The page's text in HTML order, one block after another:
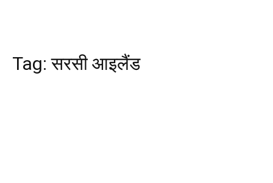
Tag:सरसी आइलैंड